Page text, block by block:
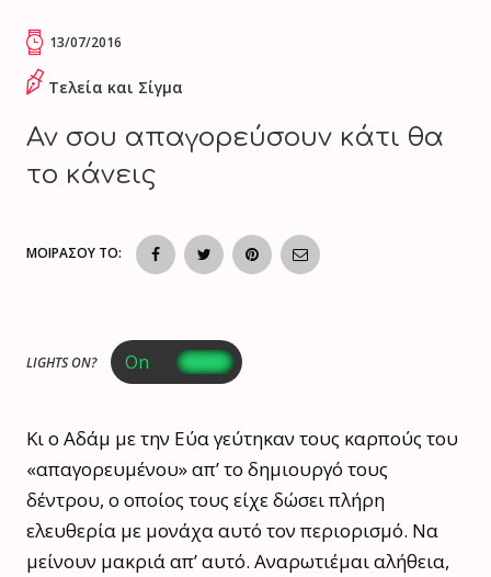
13/07/2016
Τελεία και Σίγμα
Αν σου απαγορεύσουν κάτι θα
το κάνεις
ΜΟΙΡΑΣΟΥ ΤΟ:
LIGHTS ON?
Κι ο Αδάμ με την Εύα γεύτηκαν τους καρπούς του
«απαγορευμένου» απ’ το δημιουργό τους
δέντρου, ο οποίος τους είχε δώσει πλήρη
ελευθερία με μονάχα αυτό τον περιορισμό. Να
μείνουν μακριά απ’ αυτό. Αναρωτιέμαι αλήθεια,